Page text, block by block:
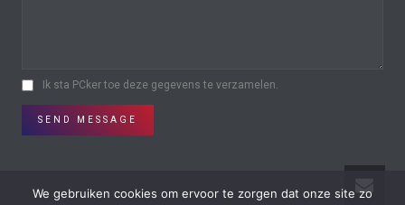
Ik sta PCker toe deze gegevens te verzamelen.
SEND MESSAGE
We gebruiken cookies om ervoor te zorgen dat onze site zo